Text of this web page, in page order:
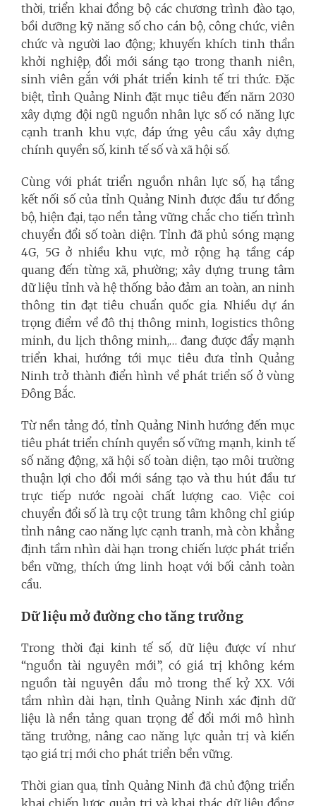
thời, triển khai đồng bộ các chương trình đào tạo,
bồi dưỡng kỹ năng số cho cán bộ, công chức, viên
chức và người lao động; khuyến khích tinh thần
khởi nghiệp, đổi mới sáng tạo trong thanh niên,
sinh viên gắn với phát triển kinh tế tri thức. Đặc
biệt, tỉnh Quảng Ninh đặt mục tiêu đến năm 2030
xây dựng đội ngũ nguồn nhân lực số có năng lực
cạnh tranh khu vực, đáp ứng yêu cầu xây dựng
chính quyền số, kinh tế số và xã hội số.
Cùng với phát triển nguồn nhân lực số, hạ tầng
kết nối số của tỉnh Quảng Ninh được đầu tư đồng
bộ, hiện đại, tạo nền tảng vững chắc cho tiến trình
chuyển đổi số toàn diện. Tỉnh đã phủ sóng mạng
4G, 5G ở nhiều khu vực, mở rộng hạ tầng cáp
quang đến từng xã, phường; xây dựng trung tâm
dữ liệu tỉnh và hệ thống bảo đảm an toàn, an ninh
thông tin đạt tiêu chuẩn quốc gia. Nhiều dự án
trọng điểm về đô thị thông minh, logistics thông
minh, du lịch thông minh,… đang được đẩy mạnh
triển khai, hướng tới mục tiêu đưa tỉnh Quảng
Ninh trở thành điển hình về phát triển số ở vùng
Đông Bắc.
Từ nền tảng đó, tỉnh Quảng Ninh hướng đến mục
tiêu phát triển chính quyền số vững mạnh, kinh tế
số năng động, xã hội số toàn diện, tạo môi trường
thuận lợi cho đổi mới sáng tạo và thu hút đầu tư
trực tiếp nước ngoài chất lượng cao. Việc coi
chuyển đổi số là trụ cột trung tâm không chỉ giúp
tỉnh nâng cao năng lực cạnh tranh, mà còn khẳng
định tầm nhìn dài hạn trong chiến lược phát triển
bền vững, thích ứng linh hoạt với bối cảnh toàn
cầu.
Dữ liệu mở đường cho tăng trưởng
Trong thời đại kinh tế số, dữ liệu được ví như
“nguồn tài nguyên mới”, có giá trị không kém
nguồn tài nguyên dầu mỏ trong thế kỷ XX. Với
tầm nhìn dài hạn, tỉnh Quảng Ninh xác định dữ
liệu là nền tảng quan trọng để đổi mới mô hình
tăng trưởng, nâng cao năng lực quản trị và kiến
tạo giá trị mới cho phát triển bền vững.
Thời gian qua, tỉnh Quảng Ninh đã chủ động triển
khai chiến lược quản trị và khai thác dữ liệu đồng